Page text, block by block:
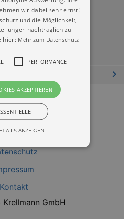
Kontakt
GmbH
wir dabei sehr ernst!
und die Möglichkeit,
nachträglich zu
hier: Mehr zum Datenschutz
PERFORMANCE
AKZEPTIEREN
ANZEIGEN
Performance
werden für die
für das Login in Ihren